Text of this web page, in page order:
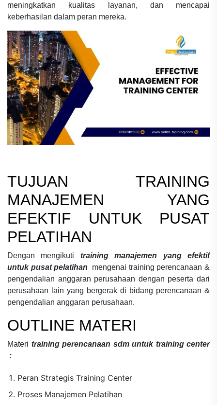
meningkatkan kualitas layanan, dan mencapai
keberhasilan dalam peran mereka.
TUJUAN TRAINING
MANAJEMEN YANG
EFEKTIF UNTUK PUSAT
PELATIHAN
Dengan mengikuti
training manajemen yang efektif
untuk pusat pelatihan
mengenai training perencanaan &
pengendalian anggaran perusahaan dengan peserta dari
perusahaan lain yang bergerak di bidang perencanaan &
pengendalian anggaran perusahaan.
OUTLINE MATERI
Materi training perencanaan sdm untuk training center
:
Peran Strategis Training Center
Proses Manajemen Pelatihan